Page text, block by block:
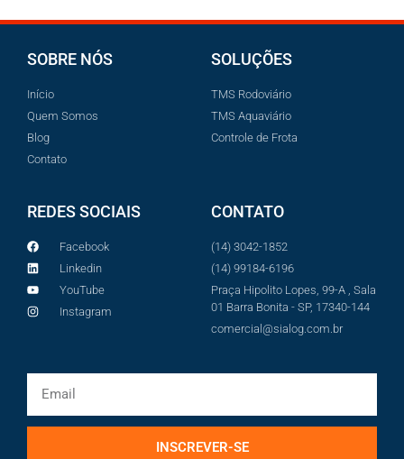
SOBRE NÓS
Início
Quem Somos
Blog
Contato
SOLUÇÕES
TMS Rodoviário
TMS Aquaviário
Controle de Frota
REDES SOCIAIS
Facebook
Linkedin
YouTube
Instagram
CONTATO
(14) 3042-1852
(14) 99184-6196
Praça Hipolito Lopes, 99-A , Sala
01 Barra Bonita - SP, 17340-144
comercial@sialog.com.br
INSCREVER-SE